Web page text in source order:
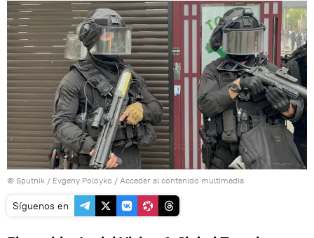
© Sputnik / Evgeny Poloyko / Acceder al contenido multimedia
Síguenos en